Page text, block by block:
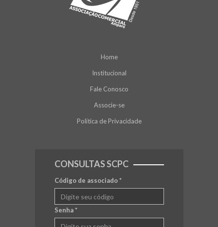
Home
Institucional
Fale Conosco
Associe-se
Política de Privacidade
CONSULTAS SCPC
Código de associado*
Senha*